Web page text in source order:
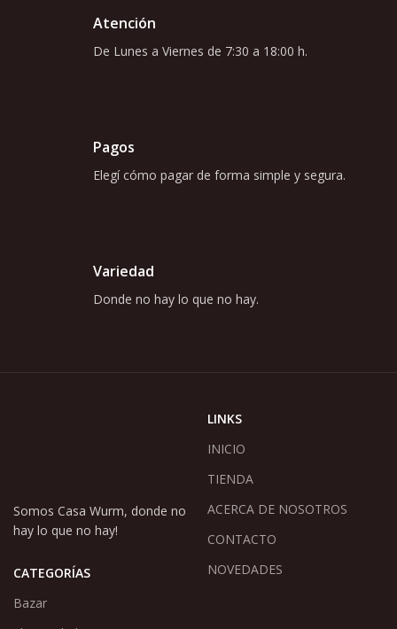
Atención
De Lunes a Viernes de 7:30 a 18:00 h.
Pagos
Elegí cómo pagar de forma simple y segura.
Variedad
Donde no hay lo que no hay.
Somos Casa Wurm, donde no
hay lo que no hay!
CATEGORÍAS
Bazar
LINKS
INICIO
TIENDA
ACERCA DE NOSOTROS
CONTACTO
NOVEDADES